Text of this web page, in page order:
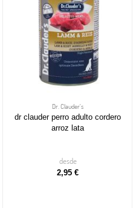
Dr. Clauder's
dr clauder perro adulto cordero
arroz lata
desde
2,95 €